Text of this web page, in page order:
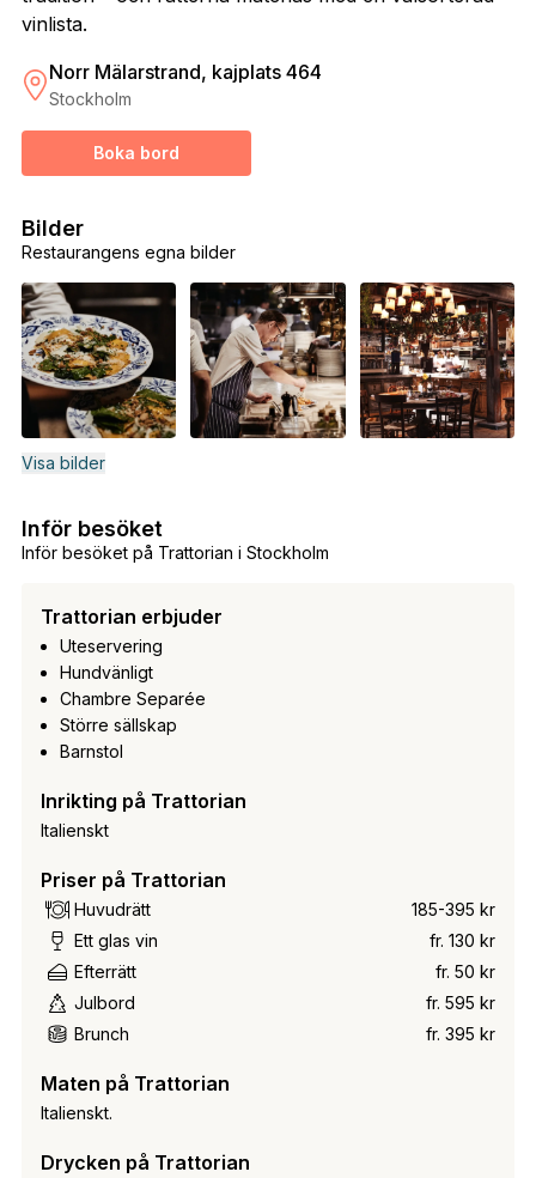
vinlista.
Norr Mälarstrand, kajplats 464
Stockholm
Boka bord
Restaurangens egna bilder
Bilder
Visa bilder
Inför besöket på Trattorian i Stockholm
Inför besöket
Trattorian erbjuder
Uteservering
Hundvänligt
Chambre Separée
Större sällskap
Barnstol
Inrikting på Trattorian
Italienskt
Priser på Trattorian
Huvudrätt
185-395 kr
Ett glas vin
fr. 130 kr
Efterrätt
fr. 50 kr
Julbord
fr. 595 kr
Brunch
fr. 395 kr
Maten på Trattorian
Italienskt.
Drycken på Trattorian